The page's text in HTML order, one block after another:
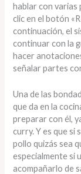
hablar con varias
clic en el botón
continuación, el
continuar con la
hacer
señalar partes
Una de las
que da en la
preparar con él,
curry. Y es que si
pollo quizás sea
especialmente si
acompañarlo de